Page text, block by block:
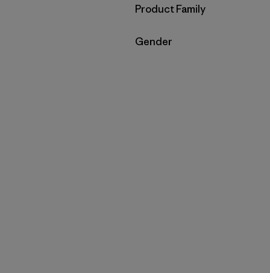
Filtrar por
Product Family
Filtrar por
Gender